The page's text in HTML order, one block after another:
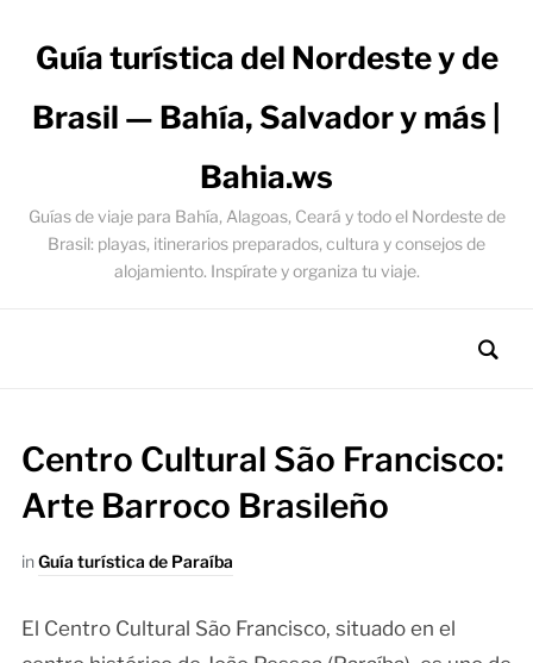
Guía turística del Nordeste y de
Brasil — Bahía, Salvador y más |
Bahia.ws
Guías de viaje para Bahía, Alagoas, Ceará y todo el Nordeste de
Brasil: playas, itinerarios preparados, cultura y consejos de
alojamiento. Inspírate y organiza tu viaje.
Centro Cultural São Francisco:
Arte Barroco Brasileño
inGuía turística de Paraíba
El Centro Cultural São Francisco, situado en el